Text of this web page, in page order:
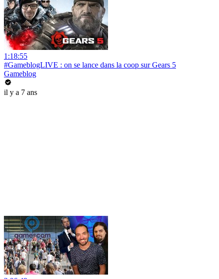
1:18:55
#GameblogLIVE : on se lance dans la coop sur Gears 5
Gameblog
il y a 7 ans